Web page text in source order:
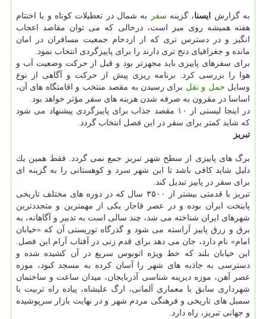
به گزارش ایسنا، گزینه سفر
به شمال در تعطیلات كوتاه و یا اختتام
هفته همیشه روی میز است، درحالی كه می توان مقاصد اعجاب
انگیز و در دسترس تری كه از ازدحام جمعیت مسافران در امان
مانده و جغرافیای دنج تری دارند را برای پاییزگردی انتخاب نمود.
برای سفرهای پاییزی باید مجهزتر بود و قبل از حركت وضعیت آب و
هوا را بررسی كرد. برنامه ریزی پیش از حركت و آگاهی از نوع
وسایل حمل و نقل برای رسیدن به مقصد منتخب و اقامتگاه های آن،
اساسا در مقرون به صرفه شدن هزینه های سفر مؤثر خواهد بود.
در اینجا لیستی از ۱۰ مقصد جذاب برای پاییزگردی پیشنهاد می شود
كه شاید كمتر برای سفر در این فصل انتخاب گردد.
تبریز
برگ های پاییزی از سطح شهر تبریز جمع نمی گردد. فقط همین یك
دلیل شاید كافی باشد تا این شهر سرد و كوهستانی را به گزینه ای
برای سفر در پاییز تبدیل كند.
تبریز با قدمتی بیشتر از ۳۵۰۰ سال كه در دوره های مختلف تاریخی
پایتخت ایران بوده و در عصر قاجار یكی از مهمترین و متجددترین
شهرهای ایران شناخته می شد، چند سالی است به تدبیر و آگاهانه، به
برق و زرق پاییز آراسته می شود و گذرگاه توریستی آن كه «خیابان
امام» نام دارد، جان می دهد برای قدم زنی در آفتاب آرام این فصل.
این خیابان بلند كه خط ویژه اتوبوس سریع در آن كشیده شده و
دسترسی به جاذبه های شهر را آسان كرده به مسجد كبود، موزه
عصر آهن، موزه دیرینه شناسی آذربایجان، میدان ساعت و ساختمان
شهرداری سابق با معماری آلمانی، ارگ علیشاه، پیاده راه تربیت با
سمبل های تاریخی و فرهنگی مردم شهر و در نهایت بازار سرپوشیده
و جهانی تبریز، راه دارد.